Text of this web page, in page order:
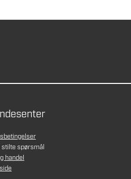
stilte spørsmål
handel